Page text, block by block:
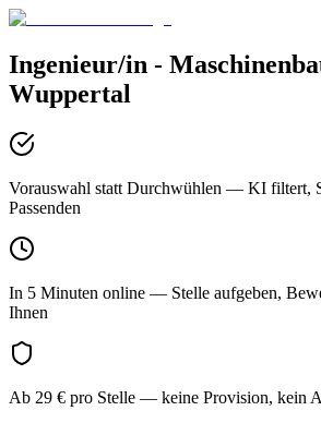
Ingenieur/in -
Wuppertal
Vorauswahl statt Durchwühlen — KI filtert,
Passenden
In 5 Minuten online — Stelle aufgeben,
Ihnen
Ab 29 € pro Stelle — keine Provision, kein